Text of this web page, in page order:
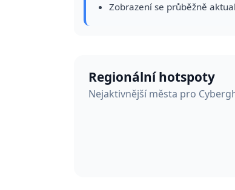
Zobrazení se průběžně
Regionální hotspoty
Nejaktivnější města pro